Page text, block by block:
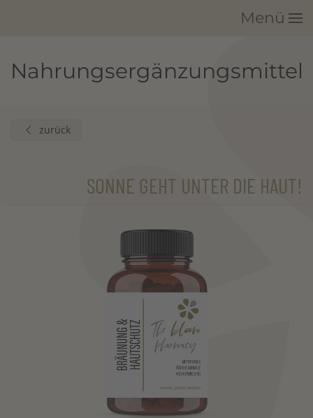
Menü
Nahrungsergänzungsmittel
zurück
SONNE GEHT UNTER DIE HAUT!